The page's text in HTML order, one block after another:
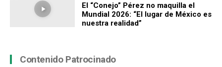
El “Conejo” Pérez no maquilla el
Mundial 2026: “El lugar de México es
nuestra realidad”
Contenido Patrocinado